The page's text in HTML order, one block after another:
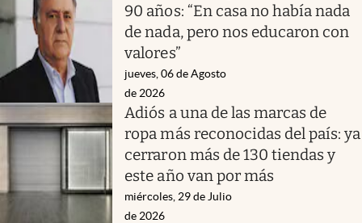
90 años: “En casa no había nada
de nada, pero nos educaron con
valores”
jueves, 06 de Agosto
de 2026
Adiós a una de las marcas de
ropa más reconocidas del país: ya
cerraron más de 130 tiendas y
este año van por más
miércoles, 29 de Julio
de 2026